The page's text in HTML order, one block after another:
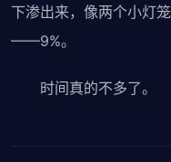
下渗出来，像两个小灯
——9%。
时间真的不多了。